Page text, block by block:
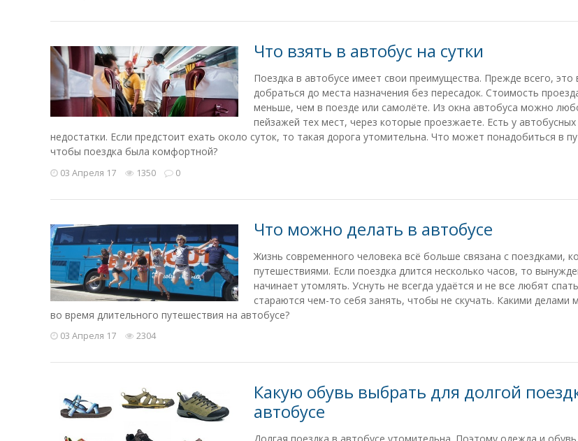
Что взять в автобус на сутки
Поездка в автобусе имеет свои преимущества. Прежде всего,
добраться до места назначения без пересадок. Стоимость
меньше, чем в поезде или самолёте. Из окна автобуса можно
пейзажей тех мест, через которые проезжаете. Есть у
недостатки. Если предстоит ехать около суток, то такая дорога утомительна. Что может понадобиться в
чтобы поездка была комфортной?
03 Апреля 17 1350 0
Что можно делать в автобусе
Жизнь современного человека всё больше связана с поездками,
путешествиями. Если поездка длится несколько часов, то
начинает утомлять. Уснуть не всегда удаётся и не все любят
стараются чем-то себя занять, чтобы не скучать. Какими делами
во время длительного путешествия на автобусе?
03 Апреля 17 2304
Какую обувь выбрать для долгой
автобусе